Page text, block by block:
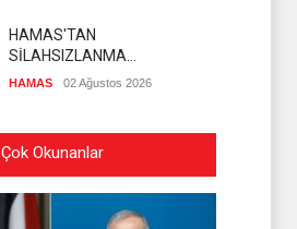
HAMAS'TAN
SİLAHSIZLANMA
KONUSUNDA NET
HAMAS 02 Ağustos 2026
ALİ FEYYAD LÜBNAN'DAKİ
SON DURUMU
DEĞERLENDİRDİ
HİZBULLAH 02 Ağustos 2026
Çok Okunanlar